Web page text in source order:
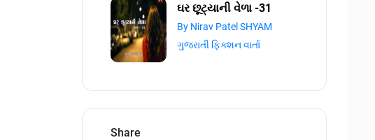
ઘર છૂટ્યાની વેળા -31
By Nirav Patel SHYAM
ગુજરાતી ફિક્શન વાર્તા
Share